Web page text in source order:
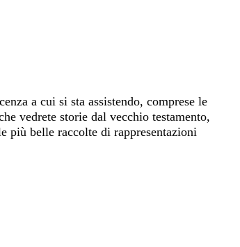
a cui si sta assistendo, comprese le
vedrete storie dal vecchio testamento,
più belle raccolte di rappresentazioni